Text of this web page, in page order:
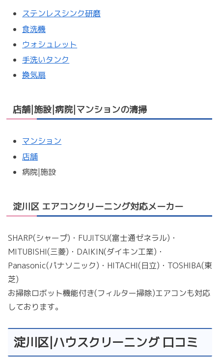
ステンレスシンク研磨
食洗機
ウォシュレット
手洗いタンク
換気扇
店舗|施設|病院|マンションの清掃
マンション
店舗
病院|施設
淀川区 エアコンクリーニング対応メーカー
SHARP(シャープ)・FUJITSU(富士通ゼネラル)・
MITUBISHI(三菱)・DAIKIN(ダイキン工業)・
Panasonic(パナソニック)・HITACHI(日立)・TOSHIBA(東
芝)
お掃除ロボット機能付き(フィルター掃除)エアコンも対応
しております。
淀川区|ハウスクリーニング 口コミ